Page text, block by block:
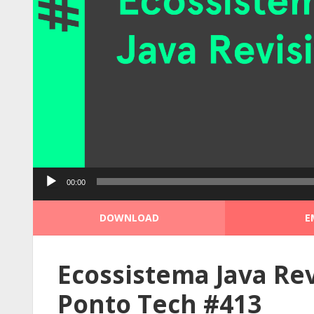
Tocador00:00
DOWNLOAD
Ecossistema Java
Ponto Tech #413